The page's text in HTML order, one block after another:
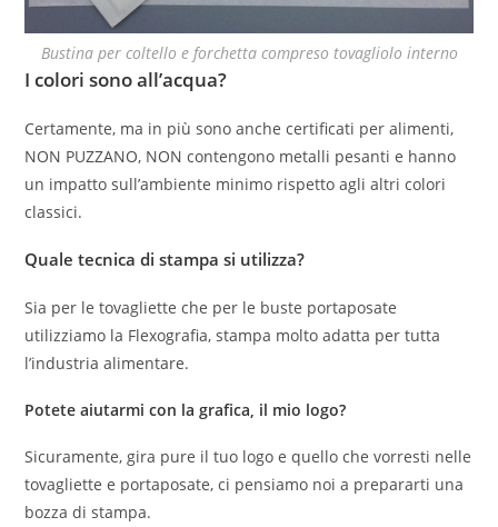
Bustina per coltello e forchetta compreso tovagliolo interno
I colori sono all’acqua?
Certamente, ma in più sono anche certificati per alimenti,
NON PUZZANO, NON contengono metalli pesanti e hanno
un impatto sull’ambiente minimo rispetto agli altri colori
classici.
Quale tecnica di stampa si utilizza?
Sia per le tovagliette che per le buste portaposate
utilizziamo la Flexografia, stampa molto adatta per tutta
l’industria alimentare.
Potete aiutarmi con la grafica, il mio logo?
Sicuramente, gira pure il tuo logo e quello che vorresti nelle
tovagliette e portaposate, ci pensiamo noi a prepararti una
bozza di stampa.